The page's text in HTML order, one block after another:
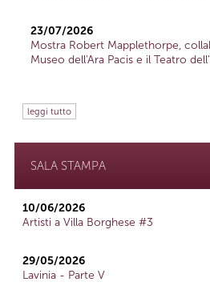
23/07/2026
Mostra Robert Mapplethorpe,
Museo dell'Ara Pacis e il Teatro
leggi tutto
SALA STAMPA
10/06/2026
Artisti a Villa Borghese #3
29/05/2026
Lavinia - Parte V